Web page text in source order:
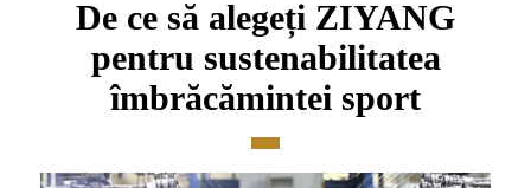
De ce să alegeți ZIYANG
pentru sustenabilitatea
îmbrăcămintei sport